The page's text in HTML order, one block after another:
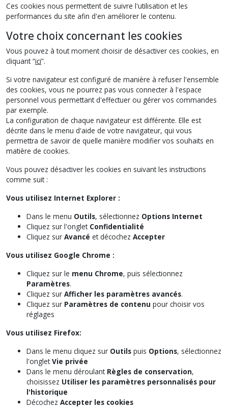
Ces cookies nous permettent de suivre l'utilisation et les
performances du site afin d'en améliorer le contenu.
Votre choix concernant les cookies
Vous pouvez à tout moment choisir de désactiver ces cookies, en
cliquant “ici”.
Si votre navigateur est configuré de manière à refuser l'ensemble
des cookies, vous ne pourrez pas vous connecter à l'espace
personnel vous permettant d'effectuer ou gérer vos commandes
par exemple.
La configuration de chaque navigateur est différente. Elle est
décrite dans le menu d'aide de votre navigateur, qui vous
permettra de savoir de quelle manière modifier vos souhaits en
matière de cookies.
Vous pouvez désactiver les cookies en suivant les instructions
comme suit :
Vous utilisez Internet Explorer :
Dans le menu Outils, sélectionnez Options Internet
Cliquez sur l'onglet Confidentialité
Cliquez sur Avancé et décochez Accepter
Vous utilisez Google Chrome :
Cliquez sur le menu Chrome, puis sélectionnez
Paramètres.
Cliquez sur Afficher les paramètres avancés.
Cliquez sur Paramètres de contenu pour choisir vos
réglages
Vous utilisez Firefox:
Dans le menu cliquez sur Outils puis Options, sélectionnez
l'ongletVie privée
Dans le menu déroulant Règles de conservation,
choisissez Utiliser les paramètres personnalisés pour
l'historique
Décochez Accepter les cookies